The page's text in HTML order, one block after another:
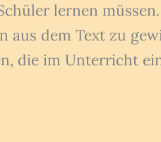
lernen
dem Text zu
die im Unterricht